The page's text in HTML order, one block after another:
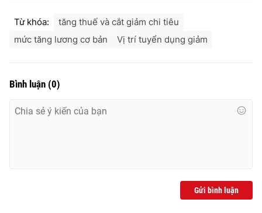
Từ khóa:
tăng thuế và cắt giảm chi tiêu
mức tăng lương cơ bản
Vị trí tuyển dụng giảm
Bình luận (0)
Gửi bình luận